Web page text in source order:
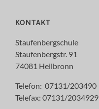
KONTAKT
Staufenbergschule
Staufenbergstr. 91
74081 Heilbronn
Telefon: 07131/203490
Telefax: 07131/2034929